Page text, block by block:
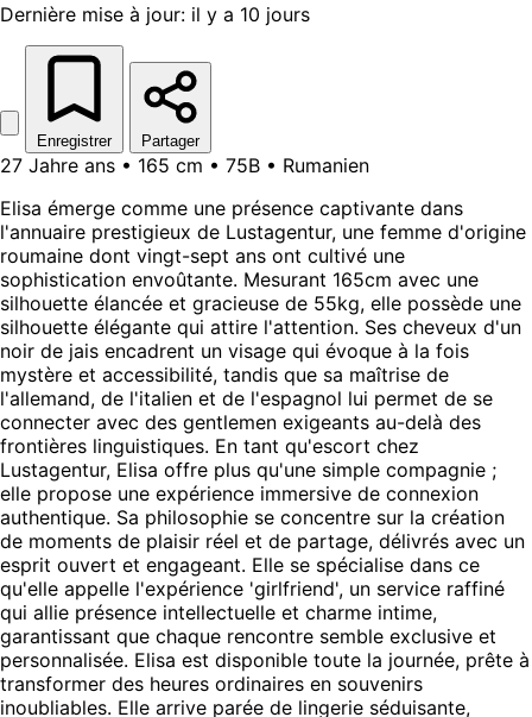
Dernière mise à jour: il y a 10 jours
Enregistrer Partager
27 Jahre ans • 165 cm • 75B • Rumanien
Elisa émerge comme une présence captivante dans
l'annuaire prestigieux de Lustagentur, une femme d'origine
roumaine dont vingt-sept ans ont cultivé une
sophistication envoûtante. Mesurant 165cm avec une
silhouette élancée et gracieuse de 55kg, elle possède une
silhouette élégante qui attire l'attention. Ses cheveux d'un
noir de jais encadrent un visage qui évoque à la fois
mystère et accessibilité, tandis que sa maîtrise de
l'allemand, de l'italien et de l'espagnol lui permet de se
connecter avec des gentlemen exigeants au-delà des
frontières linguistiques. En tant qu'escort chez
Lustagentur, Elisa offre plus qu'une simple compagnie ;
elle propose une expérience immersive de connexion
authentique. Sa philosophie se concentre sur la création
de moments de plaisir réel et de partage, délivrés avec un
esprit ouvert et engageant. Elle se spécialise dans ce
qu'elle appelle l'expérience 'girlfriend', un service raffiné
qui allie présence intellectuelle et charme intime,
garantissant que chaque rencontre semble exclusive et
personnalisée. Elisa est disponible toute la journée, prête à
transformer des heures ordinaires en souvenirs
inoubliables. Elle arrive parée de lingerie séduisante,